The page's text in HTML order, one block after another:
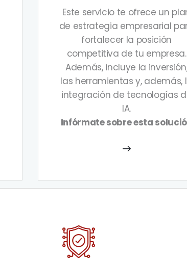
Este servicio te ofrece un
de estrategia empresarial
fortalecer la posición
competitiva de tu empresa.
Además, incluye la
las herramientas y, además,
integración de tecnologías
IA.
Infórmate sobre esta